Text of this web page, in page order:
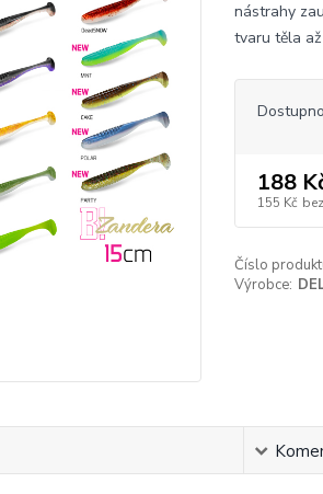
nástrahy
tvaru těla
188
155 Kč
Číslo
Výrobce: